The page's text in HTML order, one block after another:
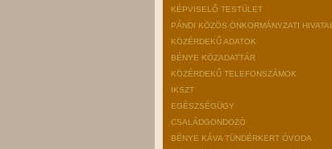
KÉPVISELŐ TESTÜLET
PÁNDI KÖZÖS ÖNKORMÁNYZATI HIVATAL
KÖZÉRDEKŰ ADATOK
BÉNYE KÖZADATTÁR
KÖZÉRDEKŰ TELEFONSZÁMOK
IKSZT
EGÉSZSÉGÜGY
CSALÁDGONDOZÓ
BÉNYE KÁVA TÜNDÉRKERT ÓVODA